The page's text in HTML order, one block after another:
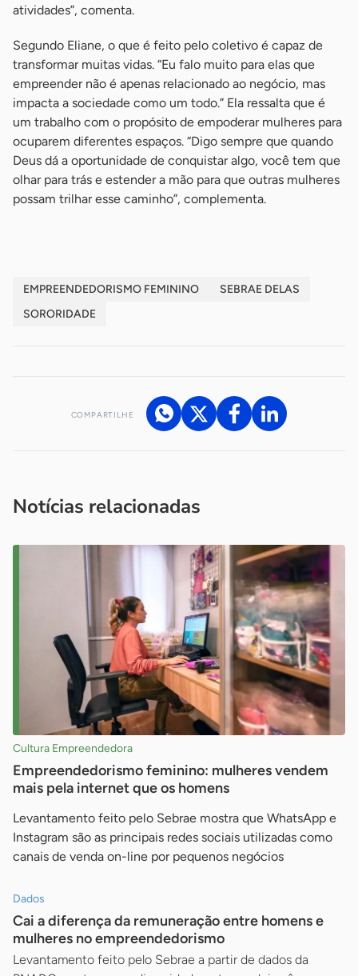
atividades”, comenta.
Segundo Eliane, o que é feito pelo coletivo é capaz de
transformar muitas vidas. “Eu falo muito para elas que
empreender não é apenas relacionado ao negócio, mas
impacta a sociedade como um todo.” Ela ressalta que é
um trabalho com o propósito de empoderar mulheres para
ocuparem diferentes espaços. “Digo sempre que quando
Deus dá a oportunidade de conquistar algo, você tem que
olhar para trás e estender a mão para que outras mulheres
possam trilhar esse caminho”, complementa.
EMPREENDEDORISMO FEMININO
SEBRAE DELAS
SORORIDADE
COMPARTILHE
Notícias relacionadas
Cultura Empreendedora
Empreendedorismo feminino: mulheres vendem
mais pela internet que os homens
Levantamento feito pelo Sebrae mostra que WhatsApp e
Instagram são as principais redes sociais utilizadas como
canais de venda on-line por pequenos negócios
Dados
Cai a diferença da remuneração entre homens e
mulheres no empreendedorismo
Levantamento feito pelo Sebrae a partir de dados da